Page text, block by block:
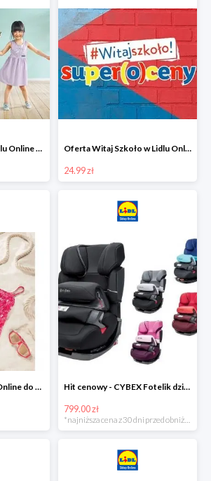
Oferta dla dzieci w Lidlu Online od 9,99 zł Oferta Witaj Szkoło w Lidlu Online od 24,99 zł
24.99 zł
Czas na plażę w Lidlu Online do -20% Hit cenowy - CYBEX Fotelik dziecięcy samochodowy Pallasfix grupa I-III, 9-36 kg
799.00 zł